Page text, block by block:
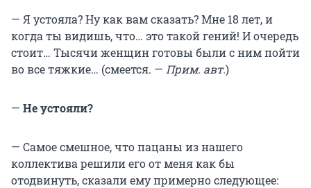
— Я устояла? Ну как вам сказать? Мне 18 лет, и
когда ты видишь, что… это такой гений! И очередь
стоит… Тысячи женщин готовы были с ним пойти
во все тяжкие… (смеется. — Прим. авт.)
— Не устояли?
— Самое смешное, что пацаны из нашего
коллектива решили его от меня как бы
отодвинуть, сказали ему примерно следующее: